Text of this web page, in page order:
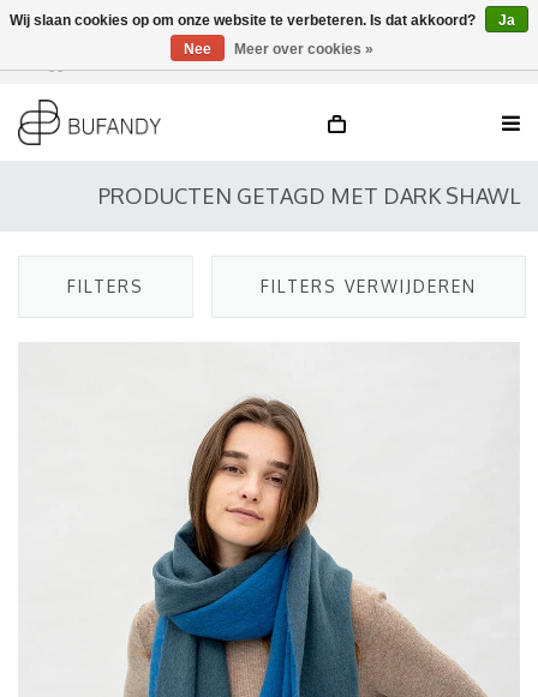
DE / EN
PRODUCTEN GETAGD MET DARK SHAWL
FILTERS FILTERS VERWIJDEREN
Wij slaan cookies op om onze website te verbeteren. Is dat akkoord?
Ja
Nee
Meer over cookies »